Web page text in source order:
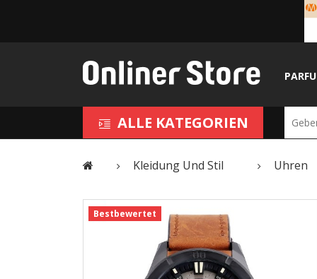
ALLE KATEGORIEN
Kleidung Und Stil Uhren
Bestbewertet